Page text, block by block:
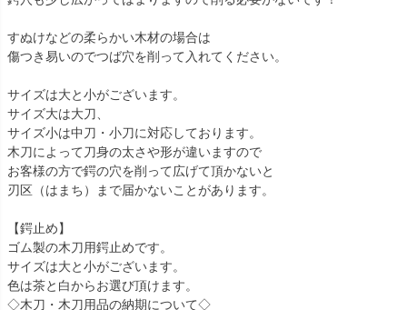
すぬけなどの柔らかい木材の場合は
傷つき易いのでつば穴を削って入れてください。
サイズは大と小がございます。
サイズ大は大刀、
サイズ小は中刀・小刀に対応しております。
木刀によって刀身の太さや形が違いますので
お客様の方で鍔の穴を削って広げて頂かないと
刃区（はまち）まで届かないことがあります。
【鍔止め】
ゴム製の木刀用鍔止めです。
サイズは大と小がございます。
色は茶と白からお選び頂けます。
◇木刀・木刀用品の納期について◇